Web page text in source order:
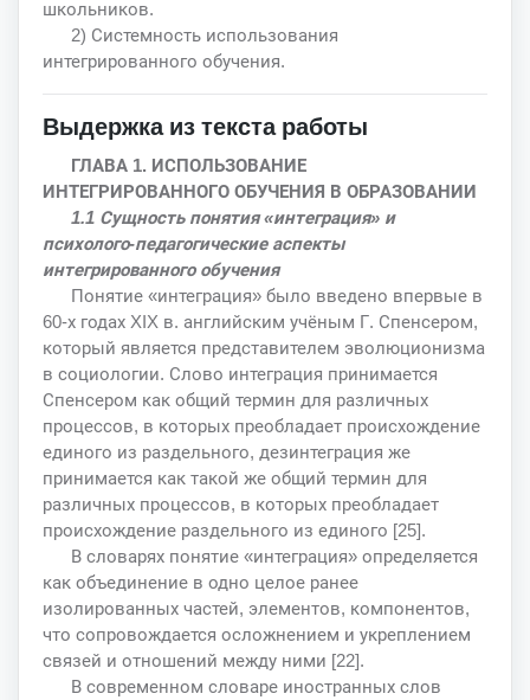
школьников.
2) Системность использования
интегрированного обучения.
Выдержка из текста работы
ГЛАВА 1. ИСПОЛЬЗОВАНИЕ
ИНТЕГРИРОВАННОГО ОБУЧЕНИЯ В ОБРАЗОВАНИИ
1.1 Сущность понятия «интеграция» и
психолого-педагогические аспекты
интегрированного обучения
Понятие «интеграция» было введено впервые в
60-х годах XIX в. английским учёным Г. Спенсером,
который является представителем эволюционизма
в социологии. Слово интеграция принимается
Спенсером как общий термин для различных
процессов, в которых преобладает происхождение
единого из раздельного, дезинтеграция же
принимается как такой же общий термин для
различных процессов, в которых преобладает
происхождение раздельного из единого [25].
В словарях понятие «интеграция» определяется
как объединение в одно целое ранее
изолированных частей, элементов, компонентов,
что сопровождается осложнением и укреплением
связей и отношений между ними [22].
В современном словаре иностранных слов